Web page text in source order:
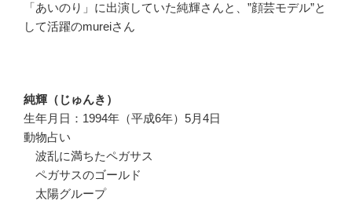
「あいのり」に出演していた純輝さんと、”顔芸モデル”と
して活躍のmureiさん
純輝（じゅんき）
生年月日：1994年（平成6年）5月4日
動物占い
波乱に満ちたペガサス
ペガサスのゴールド
太陽グループ